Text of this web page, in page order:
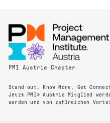
PMI Austria Chapter
Stand out, Know More, Get
Jetzt PMI® Austria Mitglied
werden und von zahlreichen